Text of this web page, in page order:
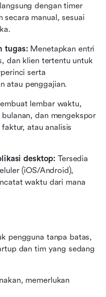
dengan timer
secara manual, sesuai
tugas: Menetapkan entri
dan klien tertentu untuk
serta
atau penggajian.
lembar waktu,
dan mengekspor
atau analisis
desktop: Tersedia
(iOS/Android),
waktu dari mana
pengguna tanpa batas,
dan tim yang sedang
memerlukan